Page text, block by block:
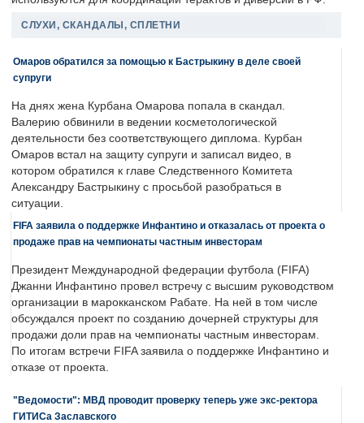
СЛУХИ, СКАНДАЛЫ, СПЛЕТНИ
Омаров обратился за помощью к Бастрыкину в деле своей
супруги
На днях жена Курбана Омарова попала в скандал.
Валерию обвинили в ведении косметологической
деятельности без соответствующего диплома. Курбан
Омаров встал на защиту супруги и записал видео, в
котором обратился к главе Следственного Комитета
Александру Бастрыкину с просьбой разобраться в
ситуации.
FIFA заявила о поддержке Инфантино и отказалась от проекта о
продаже прав на чемпионаты частным инвесторам
Президент Международной федерации футбола (FIFA)
Джанни Инфантино провел встречу с высшим руководством
организации в марокканском Рабате. На ней в том числе
обсуждался проект по созданию дочерней структуры для
продажи доли прав на чемпионаты частным инвесторам.
По итогам встречи FIFA заявила о поддержке Инфантино и
отказе от проекта.
"Ведомости": МВД проводит проверку теперь уже экс-ректора
ГИТИСа Заславского